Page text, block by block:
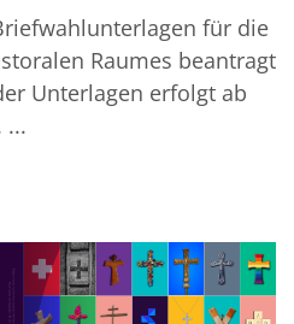
für die
Raumes beantragt
Unterlagen erfolgt ab
...